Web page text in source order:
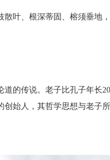
叶、根深蒂固、榕须垂地
的传说。老子比孔子年长
始人，其哲学思想与老子